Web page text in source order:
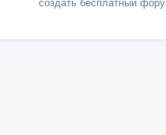
создать бесплатный